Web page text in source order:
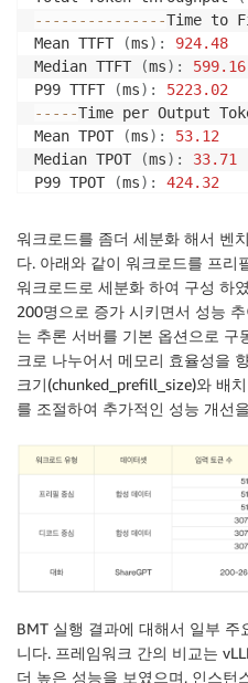
- - - - - - - - - - - - - - -Time to
Mean TTFT
(ms) :
924.48
Median TTFT
(ms) :
599.16
P99 TTFT
(ms) :
5223.02
- - - - -Time per Output
Mean TPOT
(ms) :
53.12
Median TPOT
(ms) :
33.71
P99 TPOT
(ms) :
424.32
Mean ITL
ms ) :
34.72
Median ITL
ms)
19.01
P99 ITL
ms): 518.76
워크로드를 좀더 세분화 해서 벤
다. 아래와 같이 워크로드를 프리
워크로드로 세분화 하여 구성 하
200명으로 증가 시키면서 성능
는 추론 서버를 기본 옵션으로 구
크로 나누어서 메모리 효율성을
크기(chunked_prefill_size)와 배
를 조절하여 추가적인 성능 개선
BMT 실행 결과에 대해서 일부
니다. 프레임워크 간의 비교는
더 높은 성능을 보였으며, 인스턴